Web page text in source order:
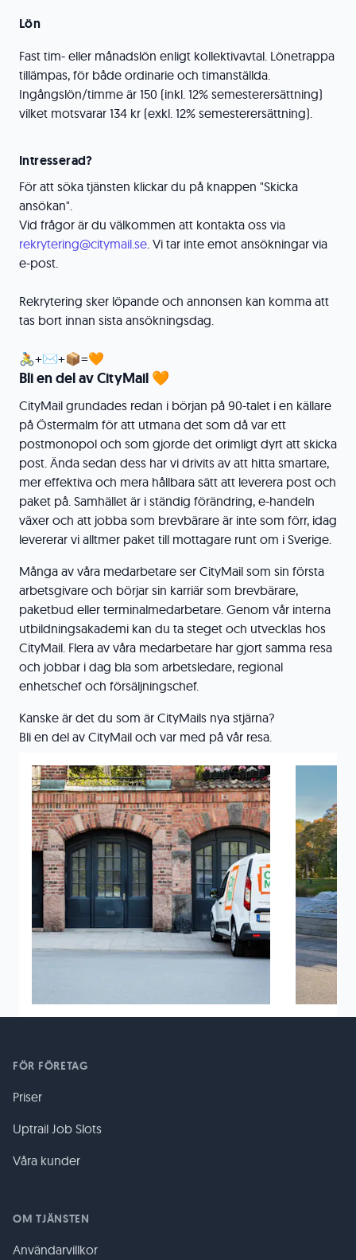
Lön
Fast tim- eller månadslön enligt kollektivavtal. Lönetrappa
tillämpas, för både ordinarie och timanställda.
Ingångslön/timme är 150 (inkl. 12% semesterersättning)
vilket motsvarar 134 kr (exkl. 12% semesterersättning).
Intresserad?
För att söka tjänsten klickar du på knappen "Skicka
ansökan".
Vid frågor är du välkommen att kontakta oss via
rekrytering@citymail.se. Vi tar inte emot ansökningar via
e-post.
Rekrytering sker löpande och annonsen kan komma att
tas bort innan sista ansökningsdag.
🚴+✉+📦=🧡
Bli en del av CityMail 🧡
CityMail grundades redan i början på 90-talet i en källare
på Östermalm för att utmana det som då var ett
postmonopol och som gjorde det orimligt dyrt att skicka
post. Ända sedan dess har vi drivits av att hitta smartare,
mer effektiva och mera hållbara sätt att leverera post och
paket på. Samhället är i ständig förändring, e-handeln
växer och att jobba som brevbärare är inte som förr, idag
levererar vi alltmer paket till mottagare runt om i Sverige.
Många av våra medarbetare ser CityMail som sin första
arbetsgivare och börjar sin karriär som brevbärare,
paketbud eller terminalmedarbetare. Genom vår interna
utbildningsakademi kan du ta steget och utvecklas hos
CityMail. Flera av våra medarbetare har gjort samma resa
och jobbar i dag bla som arbetsledare, regional
enhetschef och försäljningschef.
Kanske är det du som är CityMails nya stjärna?
Bli en del av CityMail och var med på vår resa.
FÖR FÖRETAG
Priser
Uptrail Job Slots
Våra kunder
OM TJÄNSTEN
Användarvillkor